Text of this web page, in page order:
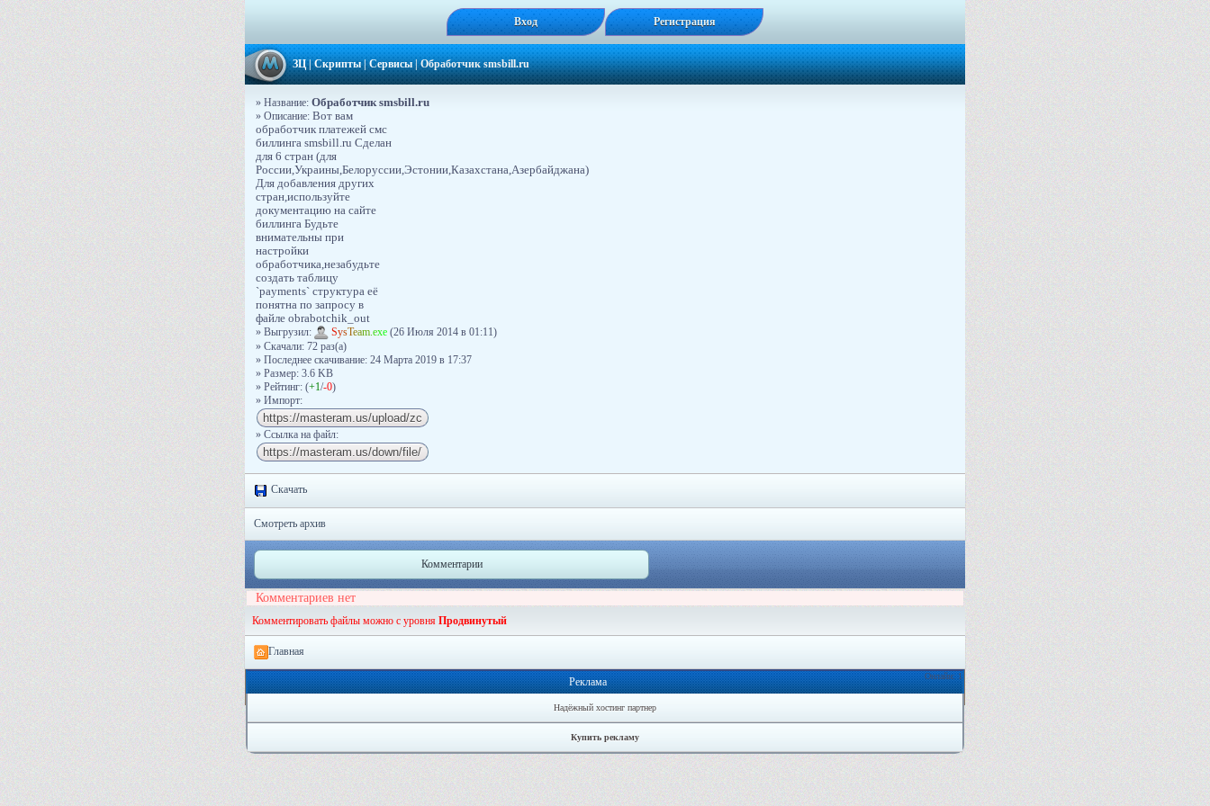
Вход Регистрация
ЗЦ|Скрипты|Сервисы|Обработчик smsbill.ru
» Название: Обработчик smsbill.ru
» Описание: Вот вам
обработчик платежей смс
биллинга smsbill.ru Сделан
для 6 стран (для
России,Украины,Белоруссии,Эстонии,Казахстана,Азербайджана)
Для добавления других
стран,используйте
документацию на сайте
биллинга Будьте
внимательны при
настройки
обработчика,незабудьте
создать таблицу
`payments` структура её
понятна по запросу в
файле obrabotchik_out
» Выгрузил:
SysTeam.exe (26 Июля 2014 в 01:11)
» Скачали: 72 раз(a)
» Последнее скачивание: 24 Марта 2019 в 17:37
» Размер: 3.6 KB
» Рейтинг: (+1/-0)
» Импорт:
» Ссылка на файл:
Скачать
Смотреть архив
Комментарии
Комментариев нет
Комментировать файлы можно с уровня Продвинутый
Главная
Онлайн: 1
Реклама
Надёжный хостинг партнер
Купить рекламу